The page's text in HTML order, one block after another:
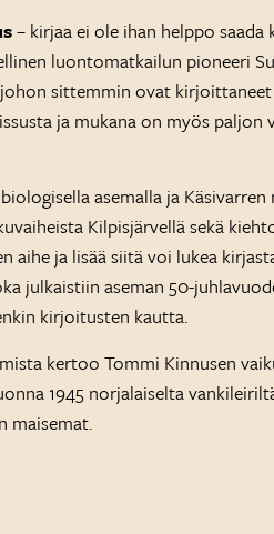
– kirjaa ei ole ihan helppo
luontomatkailun pioneeri
sittemmin ovat
ja mukana on myös paljon
asemalla ja
Kilpisjärvellä sekä
ja lisää siitä voi lukea
julkaistiin aseman 50-
kirjoitusten kautta.
kertoo Tommi Kinnusen
1945 norjalaiselta
maisemat.